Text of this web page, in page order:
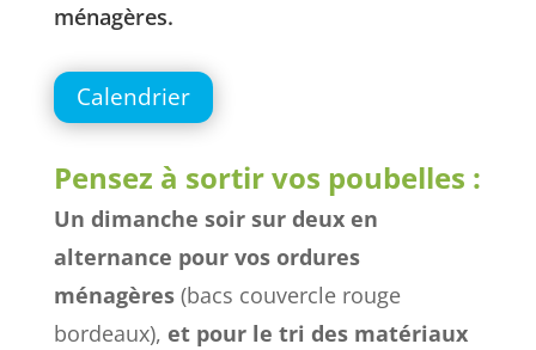
ménagères.
Calendrier
Pensez à sortir vos poubelles :
Un dimanche soir sur deux en
alternance pour vos ordures
ménagères(bacs couvercle rouge
bordeaux), et pour le tri des matériaux